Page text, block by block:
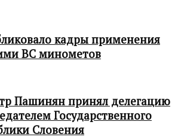
кадры применения
ВС минометов
Пашинян принял делегацию
Государственного
Словения